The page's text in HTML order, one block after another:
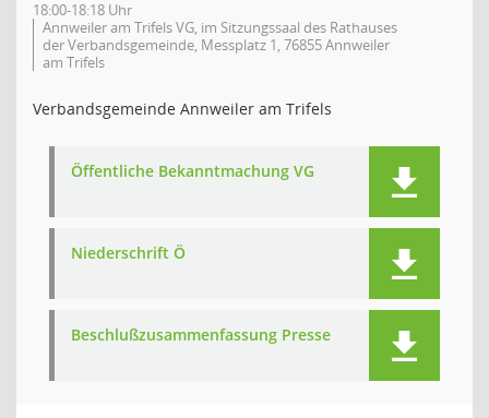
18:00-18:18 Uhr
Annweiler am Trifels VG, im Sitzungssaal des Rathauses
der Verbandsgemeinde, Messplatz 1, 76855 Annweiler
am Trifels
Verbandsgemeinde Annweiler am Trifels
Öffentliche Bekanntmachung VG
Niederschrift Ö
Beschlußzusammenfassung Presse